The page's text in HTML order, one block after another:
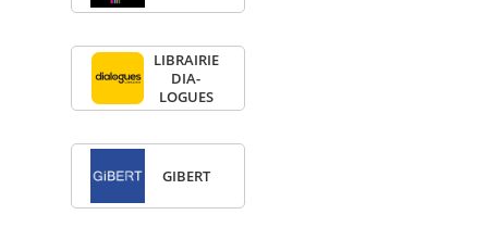
LIBRAI­RIE
DIA­
LOGUES
GIBERT